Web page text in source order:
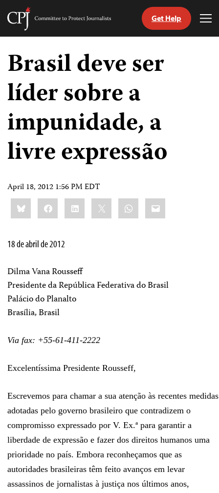
Skip
content
Committee
Journalists
Get Help
Brasil deve ser
líder sobre a
impunidade, a
livre expressão
April 18, 2012 1:56 PM EDT
Share
this:BlueskyFacebookLinkedIn WhatsApp
Email
18 de abril de 2012
Dilma Vana Rousseff
Presidente da República Federativa do Brasil
Palácio do Planalto
Brasília, Brasil
Via fax: +55-61-411-2222
Excelentíssima Presidente Rousseff,
Escrevemos para chamar a sua atenção às recentes medidas
adotadas pelo governo brasileiro que contradizem o
compromisso expressado por V. Ex.ª para garantir a
liberdade de expressão e fazer dos direitos humanos uma
prioridade no país. Embora reconheçamos que as
autoridades brasileiras têm feito avanços em levar
assassinos de jornalistas à justiça nos últimos anos,